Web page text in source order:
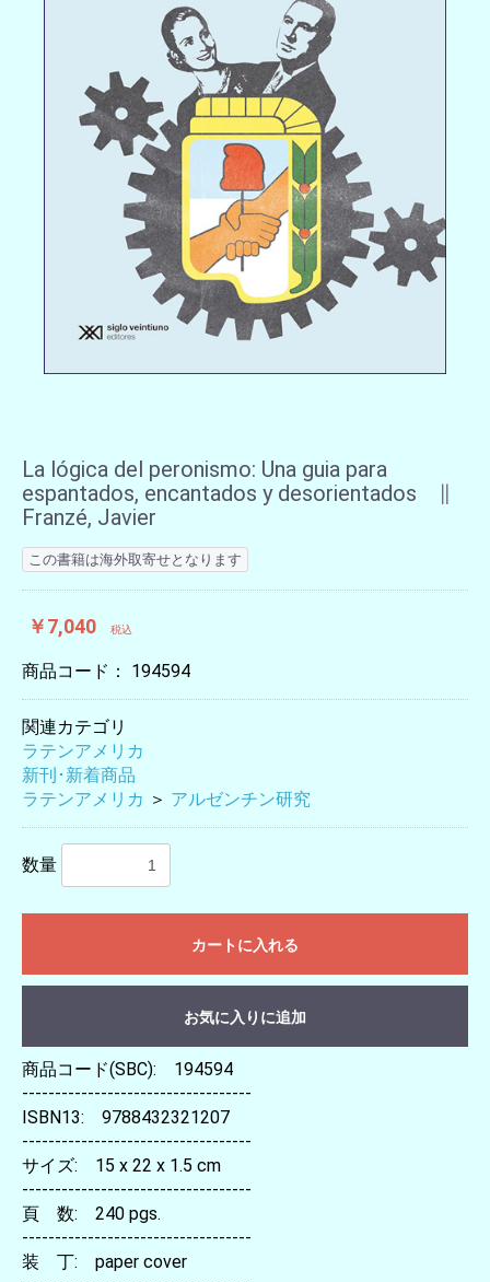
La lógica del peronismo: Una guia para
espantados, encantados y desorientados ∥
Franzé, Javier
この書籍は海外取寄せとなります
￥7,040 税込
商品コード： 194594
関連カテゴリ
ラテンアメリカ
新刊･新着商品
ラテンアメリカ ＞ アルゼンチン研究
数量
カートに入れる
お気に入りに追加
商品コード(SBC): 194594
-----------------------------------
ISBN13: 9788432321207
-----------------------------------
サイズ: 15 x 22 x 1.5 cm
-----------------------------------
頁 数: 240 pgs.
-----------------------------------
装 丁: paper cover